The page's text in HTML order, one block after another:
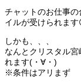
チャットのお仕事
イルが受けられます
しかも、、、
なんとクリスタル
れます(・∀・)
※条件はアリまず